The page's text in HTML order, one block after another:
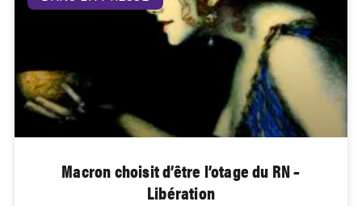
Macron choisit d’être l’otage du RN –
Libération